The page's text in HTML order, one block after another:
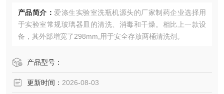
产品简介： 爱涤生实验室洗瓶机源头的厂家制药企业选择用
于实验室常规玻璃器皿的清洗、消毒和干燥。相比上一款设
备，其外部增宽了298mm,用于安全存放两桶清洗剂。
产品型号：
更新时间： 2026-08-03